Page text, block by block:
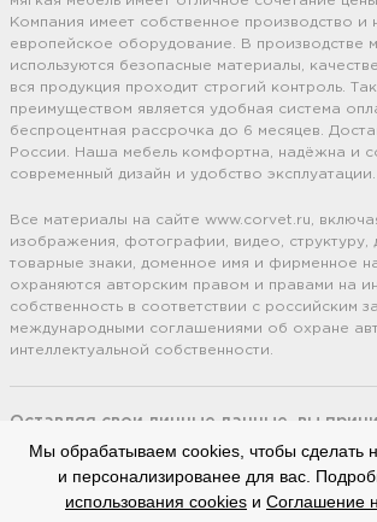
Компания имеет собственное производство и
европейское оборудование. В производстве
используются безопасные материалы,
вся продукция проходит строгий контроль.
преимуществом является удобная система
беспроцентная рассрочка до 6 месяцев.
России. Наша мебель комфортна, надёжна и
современный дизайн и удобство эксплуатации.
Все материалы на сайте www.corvet.ru, включая
изображения, фотографии, видео, структуру,
товарные знаки, доменное имя и фирменное
охраняются авторским правом и правами на
собственность в соответствии с российским
международными соглашениями об охране
интеллектуальной собственности.
Оставляя свои личные данные, вы
конфиденциальности.
Сайт использует cookie
Соглашение на
Мы обрабатываем cookies, чтобы сделать
и персонализированее для вас.
использования cookies и Соглашение